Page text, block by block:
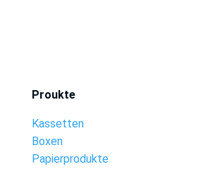
Proukte
Kassetten
Boxen
Papierprodukte